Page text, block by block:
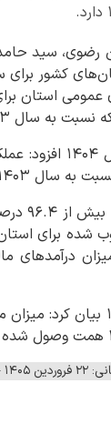
رضوی،
رشد داشته است.
مدیرکل
حسینی با اشاره به وصول سایر
- ۱۱:۴۱